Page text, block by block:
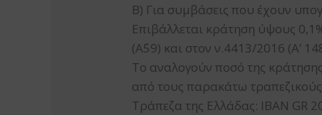
Β) Για συμβάσεις που έχουν
Επιβάλλεται κράτηση ύψους
(Α΄59) και στον ν.4413/2016 (Α’
Το αναλογούν ποσό της
από τους παρακάτω
Τράπεζα της Ελλάδας: ΙΒΑΝ GR